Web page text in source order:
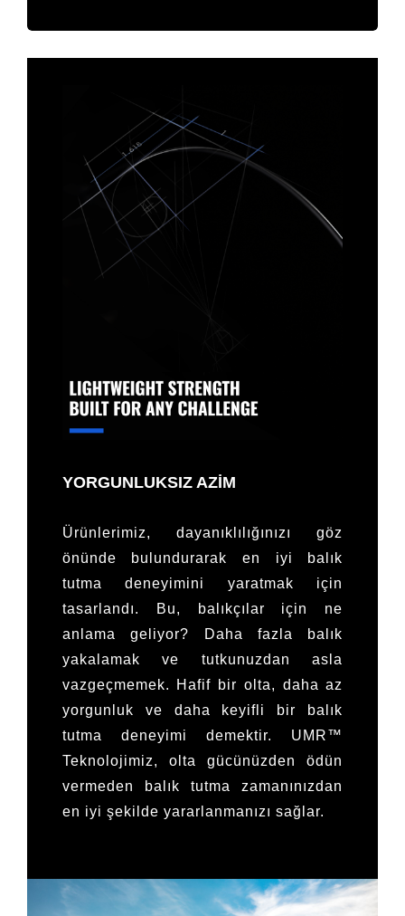
YORGUNLUKSIZ AZİM
Ürünlerimiz, dayanıklılığınızı göz
önünde bulundurarak en iyi balık
tutma deneyimini yaratmak için
tasarlandı. Bu, balıkçılar için ne
anlama geliyor? Daha fazla balık
yakalamak ve tutkunuzdan asla
vazgeçmemek. Hafif bir olta, daha az
yorgunluk ve daha keyifli bir balık
tutma deneyimi demektir. UMR™
Teknolojimiz, olta gücünüzden ödün
vermeden balık tutma zamanınızdan
en iyi şekilde yararlanmanızı sağlar.